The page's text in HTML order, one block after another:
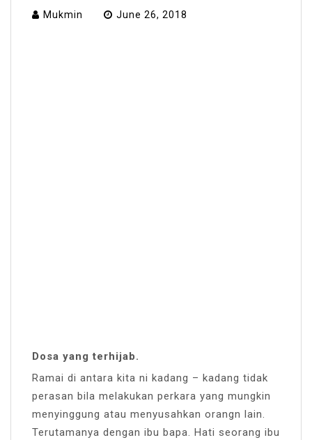
Mukmin June 26, 2018
Dosa yang terhijab.
Ramai di antara kita ni kadang – kadang tidak
perasan bila melakukan perkara yang mungkin
menyinggung atau menyusahkan orangn lain.
Terutamanya dengan ibu bapa. Hati seorang ibu